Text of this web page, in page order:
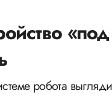
робота